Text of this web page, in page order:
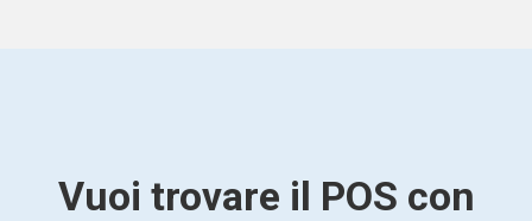
Vuoi trovare il POS con